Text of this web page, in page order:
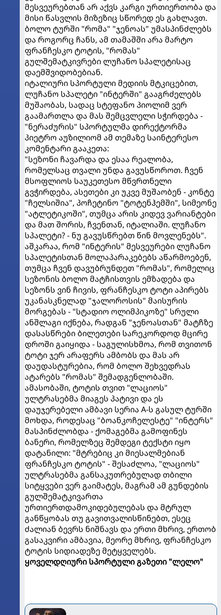
მესვეურებთან არ აქვს კარგი ურთიერთობა და
მისი წასვლის მიზეზიც სწორედ ეს გახლავთ.
ბოლო ტურში "რომა" "ჯენოას" უმასპინძლებს
და როგორც ჩანს, ამ თამაშში არა მარტო
ფრანჩესკო ტოტის, "რომას"
გულშემატკივრები ლუჩანო სპალეტისაც
დაემშვიდობებიან.
იტალიური სპორტული მედიის მტკიცებით,
ლუჩანო სპალეტი "ინტერში" გააგრძელებს
მუშაობას, სადაც სტეფანო პიოლიმ ვერ
გაამართლა და მას შემცვლელი სჭირდება -
"ნერაძურის" სპორტულმა დირექტორმა
პიეტრო აუზილიომ ამ თემაზე საინტერესო
კომენტარი გააკეთა:
"სეზონი ჩავარდა და ესაა რეალობა,
რომელსაც თვალი უნდა გავუსწოროთ. ჩვენ
მსოფლიოს საუკეთესო მწვრთნელი
გვჭირდება, ასეთები კი უკვე მუშაობენ - კონტე
"ჩელსიშია", პოჩეტინო "ტოტენჰემში", სიმეონე
"ატლეტიკოში", თუმცა არის კიდევ ვარიანტები
და მათ შორის, ჩვენთან, იტალიაში. ლუჩანო
სპალეტი? - ნუ გავუსწრებთ წინ მოვლენებს".
აშკარაა, რომ "ინტერის" მესვეურები ლუჩანო
სპალეტისთან მოლაპარაკებებს აწარმოებენ,
თუმცა ჩვენ დავუბრუნდეთ "რომას", რომელიც
სეზონის ბოლო მატჩისთვის ემზადება და
სეზონს ვინ ჩივის, ფრანჩესკო ტოტი აპირებს
უკანასკნელად "ჯალოროსის" მაისურის
მორგებას - "სტადიო ოლიმპიკოზე" სრული
ანშლაგი იქნება, რადგან "ჯენოასთან" მატჩზე
დასასწრები ბილეთები სარეკორდოდ მცირე
დროში გაიყიდა - საგულისხმოა, რომ თვითონ
ტოტი ჯერ არაფერს ამბობს და მას არ
დაუდასტურებია, რომ ბოლო შეხვედრას
ატარებს "რომას" შემადგენლობაში.
ამასობაში, ტოტის თვით "ლაციოს"
ულტრასებმა მიაგეს პატივი და ეს
დაუჯერებელი ამბავი სერია A-ს გასულ ტურში
მოხდა, როდესაც "ბოანკოჩელესტე" "ინტერს"
მასპინძლობდა - ქომაგებმა გამოფინეს
ბანერი, რომელზეც შემდეგი ტექსტი იყო
დატანილი: "მტრებიც კი მიესალმებიან
ფრანჩესკო ტოტის" - შესაძლოა, "ლაციოს"
ულტრასებმა განსაკუთრებულად თბილი
სიტყვები ვერ გაიმატეს, მაგრამ ამ გუნდების
გულშემატკივართა
ურთიერთდამოკიდებულებას და მტრულ
განწყობას თუ გავითვალისწინებთ, ესეც
ძალიან ბევრს ნიშნავს და ერთი მხრივ, ერთობ
გასაკვირი ამბავია, მეორე მხრივ, ფრანჩესკო
ტოტის სიდიადეზე მეტყველებს.
ყოველდღიური სპორტული გაზეთი "ლელო"